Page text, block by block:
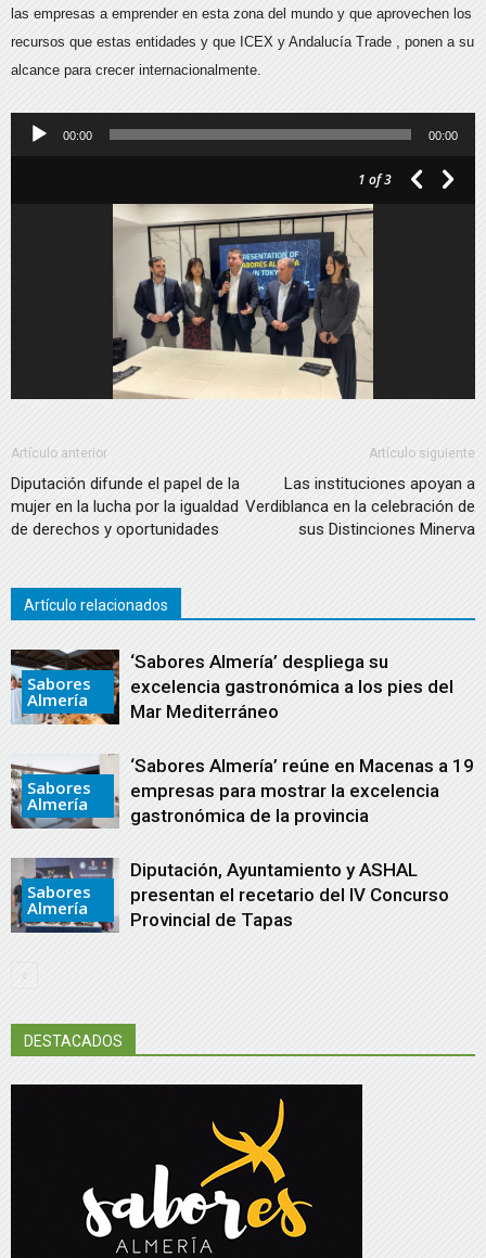
las empresas a emprender en esta zona del mundo y que aprovechen los
recursos que estas entidades y que ICEX y Andalucía Trade , ponen a su
alcance para crecer internacionalmente.
Reproductor
00:00 00:00
1 of 3
Artículo anterior
Diputación difunde el papel de la
mujer en la lucha por la igualdad
de derechos y oportunidades
Artículo siguiente
Las instituciones apoyan a
Verdiblanca en la celebración de
sus Distinciones Minerva
Artículo relacionados
Sabores
Almería
‘Sabores Almería’ despliega su
excelencia gastronómica a los pies del
Mar Mediterráneo
Sabores
Almería
‘Sabores Almería’ reúne en Macenas a 19
empresas para mostrar la excelencia
gastronómica de la provincia
Sabores
Almería
Diputación, Ayuntamiento y ASHAL
presentan el recetario del IV Concurso
Provincial de Tapas
DESTACADOS